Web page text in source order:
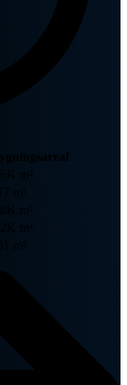
m²
m²
m²